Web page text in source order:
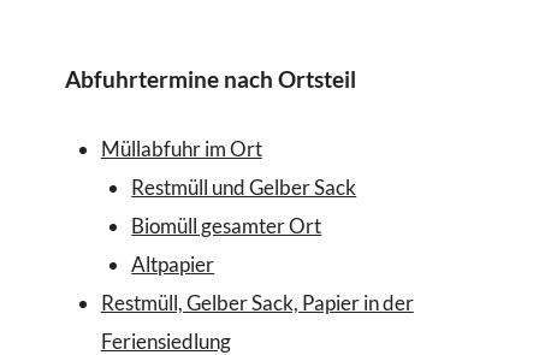
Abfuhrtermine nach Ortsteil
Müllabfuhr im Ort
Restmüll und Gelber Sack
Biomüll gesamter Ort
Altpapier
Restmüll, Gelber Sack, Papier in der
Feriensiedlung